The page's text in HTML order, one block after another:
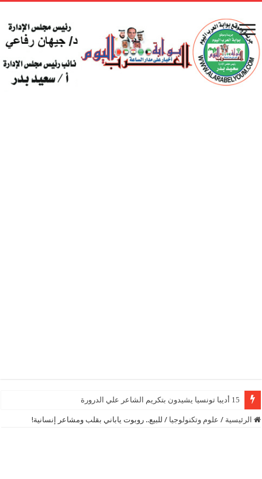
15 أديبا تونسيا يشيدون بتكريم الشاعر علي الدرورة
الرئيسية / علوم وتكنولوجيا / للبيع.. روبوت ياباني بقلب ومشاعر إنسانية!